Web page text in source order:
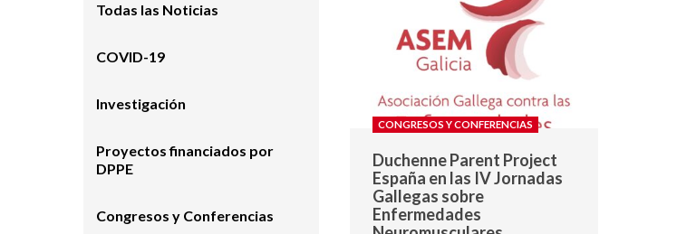
CONGRESOS Y CONFERENCIAS
Duchenne Parent Project
España en las IV Jornadas
Gallegas sobre
Enfermedades
Todas las Noticias
COVID-19
Investigación
Proyectos financiados por
DPPE
Congresos y Conferencias